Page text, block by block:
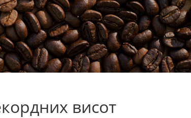
висот